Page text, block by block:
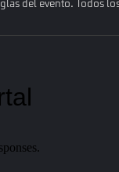
del evento. Todos